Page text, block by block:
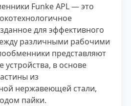
Funke APL — это
для эффективного
различными рабочими
представляют
устройства, в основе
из
нержавеющей стали,
пайки.